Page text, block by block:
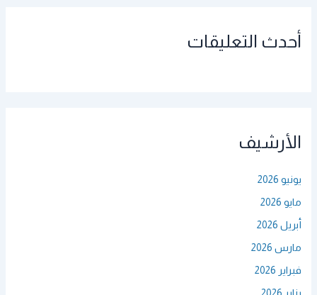
أحدث التعليقات
الأرشيف
يونيو 2026
مايو 2026
أبريل 2026
مارس 2026
فبراير 2026